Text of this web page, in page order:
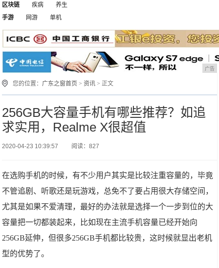
区块链
疾病
养生
手游
网游 单机
广告
您的位置： 广东之窗首页 >资讯 > 正文
256GB大容量手机有哪些推荐？如追
求实用，Realme X很超值
2020-04-23 10:39:57 阅读：827
在选购手机的时候，有不少用户其实是比较注重容量的，毕竟
不管追剧、听歌还是玩游戏，总免不了要占用很大存储空间，
尤其是如果不爱清理，最好的办法就是选择一个一步到位的大
容量把一切都装起来，比如现在主流手机容量已经开始向
256GB延伸，但很多256GB手机都比较贵，这时候就显出老机
型的优势了。